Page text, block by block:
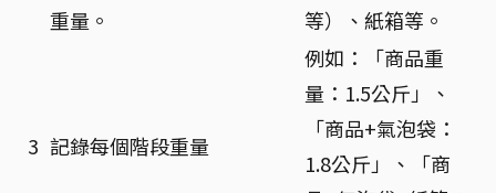
重量。
等）、紙箱等。
3 記錄每個階段重量
例如：「商品重
量：1.5公斤」、
「商品+氣泡袋：
1.8公斤」、「商